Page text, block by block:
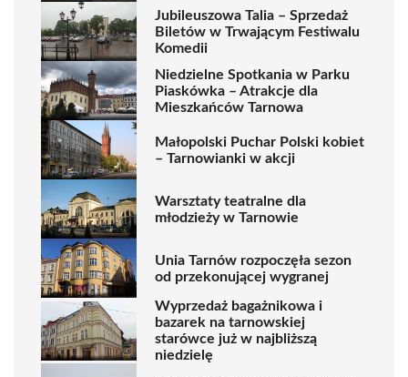
Jubileuszowa Talia – Sprzedaż
Biletów w Trwającym Festiwalu
Komedii
Niedzielne Spotkania w Parku
Piaskówka – Atrakcje dla
Mieszkańców Tarnowa
Małopolski Puchar Polski kobiet
– Tarnowianki w akcji
Warsztaty teatralne dla
młodzieży w Tarnowie
Unia Tarnów rozpoczęła sezon
od przekonującej wygranej
Wyprzedaż bagażnikowa i
bazarek na tarnowskiej
starówce już w najbliższą
niedzielę